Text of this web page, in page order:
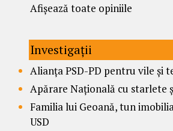
Afișează toate opiniile
Investigații
Alianța PSD-PD pentru vile și
Apărare Națională cu starlete
Familia lui Geoană, tun
USD